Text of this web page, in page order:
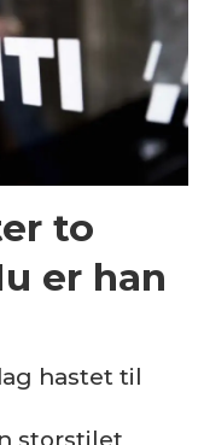
to
er han
hastet til
storstilet